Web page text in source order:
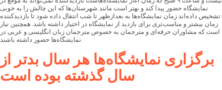
نمایشگاه حضور پیدا کند و بهتر است مانند شهرستان‌ها که این چالش را به خوبی
تشخیص داده‌اند زمان نمایشگاه‌ها به بعدازظهر تا شب انتقال داده شود تا بازدیدکننده
زمان بیشتر و مناسب‌تری برای بازدید از نمایشگاه در اختیار داشته باشد. همچنین نیاز
است که مشاوران حرفه‌ای و مترجمان به خصوص مترجمان زبان انگلیسی و عربی در
نمایشگاه‌ها حضور داشته باشند.
برگزاری نمایشگاه‌ها هر سال بدتر از
سال گذشته بوده است